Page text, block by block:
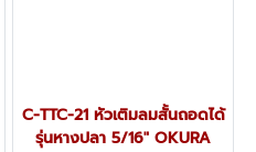
C-TTC-21 หัวเติมลมสั้นถอดได้
รุ่นหางปลา 5/16" OKURA